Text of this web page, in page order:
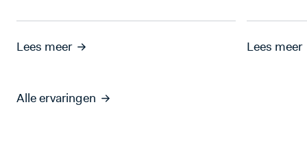
Lees meer Lees meer
Alle ervaringen